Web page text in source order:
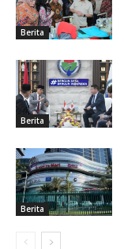
Berita
Berita
Berita